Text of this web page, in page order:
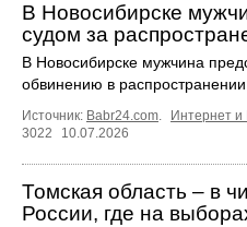
В Новосибирске
судом за
В Новосибирске мужчина
обвинению в
Источник: Babr24.com. Интернет и
3022
10.07.2026
Томская область – в
России, где на